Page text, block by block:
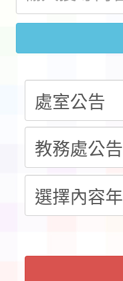
桃園市
開 智
「2026
轉知國
共學行
習海報
教育部
報
淨零綠